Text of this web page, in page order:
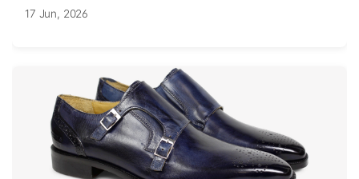
17 Jun, 2026